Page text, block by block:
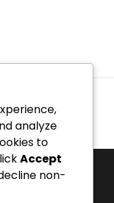
analyze
to
Accept
non-